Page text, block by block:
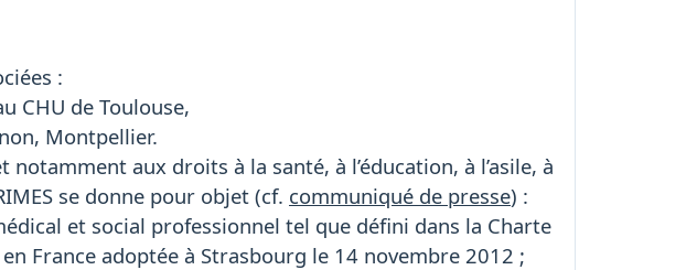
:
CHU de Toulouse,
Montpellier.
aux droits à la santé, à l’éducation, à l’asile, à
se donne pour objet (cf. communiqué de presse) :
et social professionnel tel que défini dans la Charte
France adoptée à Strasbourg le 14 novembre 2012 ;